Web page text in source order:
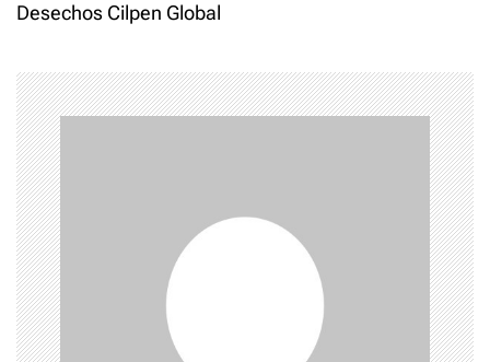
a
v
i
g
a
t
Desechos Cilpen Global